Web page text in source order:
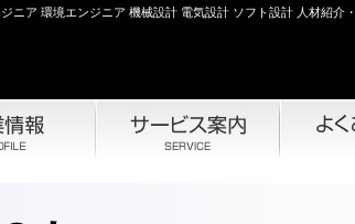
ニア 環境エンジニア 機械設計 電気設計 ソフト設計 人材紹介